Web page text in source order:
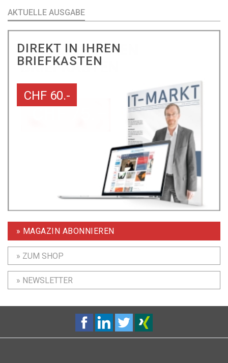
AKTUELLE AUSGABE
DIREKT IN IHREN
BRIEFKASTEN
CHF 60.-
» MAGAZIN ABONNIEREN
» ZUM SHOP
» NEWSLETTER